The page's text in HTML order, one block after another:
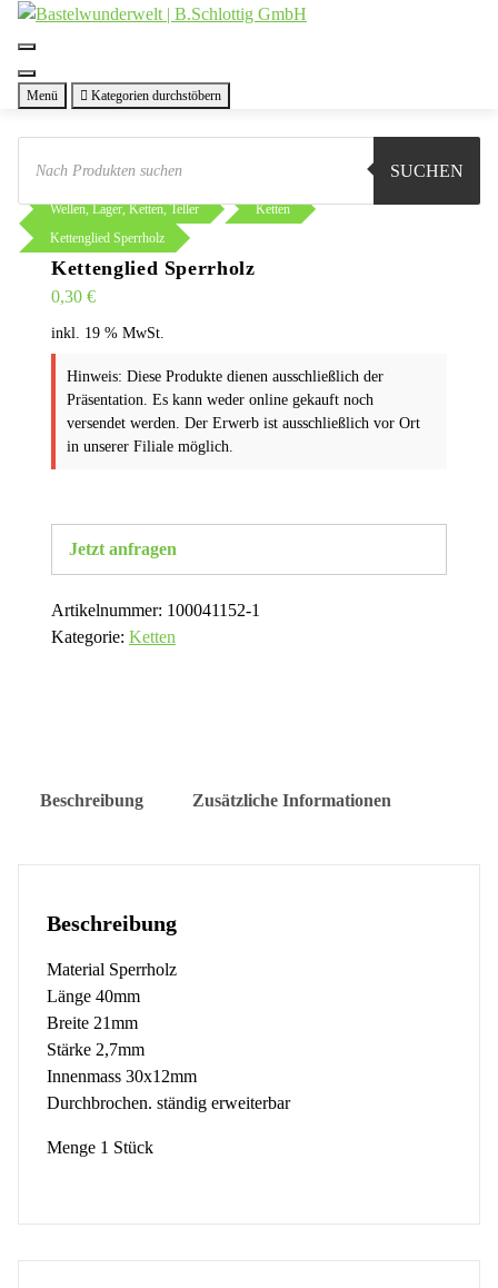
Zum
Menü Kategorien durchstöbern
Products
search
SUCHEN
Sie sind hier: Shop
Wellen, Lager, Ketten, Teller
Ketten
Kettenglied Sperrholz
Kettenglied Sperrholz
0,30 €
inkl. 19 % MwSt.
Hinweis: Diese Produkte dienen ausschließlich der
Präsentation. Es kann weder online gekauft noch
versendet werden. Der Erwerb ist ausschließlich vor Ort
in unserer Filiale möglich.
Jetzt anfragen
Artikelnummer: 100041152-1
Kategorie: Ketten
Beschreibung Zusätzliche Informationen
Beschreibung
Material Sperrholz
Länge 40mm
Breite 21mm
Stärke 2,7mm
Innenmass 30x12mm
Durchbrochen. ständig erweiterbar
Menge 1 Stück